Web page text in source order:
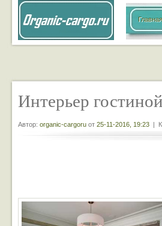
Главная
Интерьер
Автор: organic-cargoru от 25-11-2016, 19:23 |